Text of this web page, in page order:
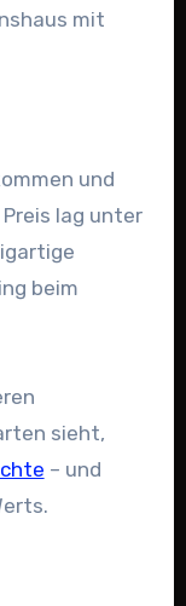
mit
und
lag unter
beim
sieht,
– und